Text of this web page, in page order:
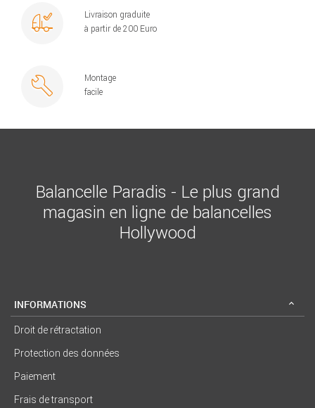
Livraison graduite
à partir de 200 Euro
Montage
facile
Balancelle Paradis - Le plus grand
magasin en ligne de balancelles
Hollywood
INFORMATIONS
Droit de rétractation
Protection des données
Paiement
Frais de transport